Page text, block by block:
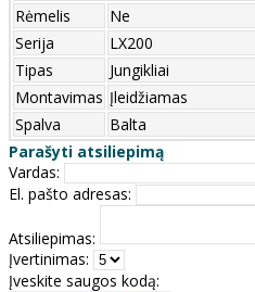
Rėmelis
Ne
Serija
LX200
Tipas
Jungikliai
Montavimas Įleidžiamas
Spalva
Balta
Parašyti atsiliepimą
Vardas:
El. pašto adresas:
Atsiliepimas:
Įvertinimas:
Įveskite saugos kodą: